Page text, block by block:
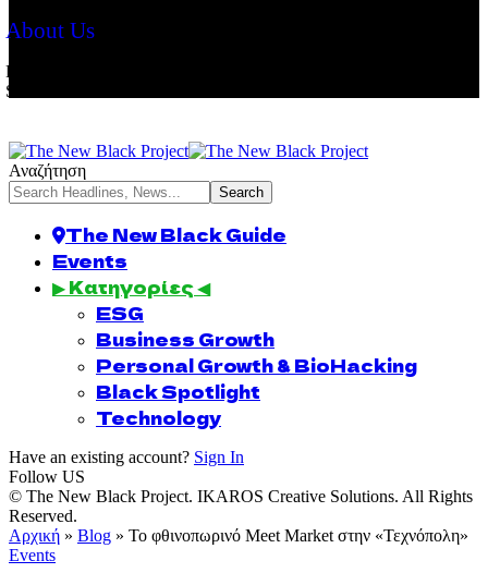
About Us
Reading:
Share
Αναζήτηση
The New Black Guide
Events
▶ Κατηγορίες ◀
ESG
Business Growth
Personal Growth & BioHacking
Black Spotlight
Technology
Have an existing account? Sign In
Follow US
© The New Black Project. IKAROS Creative Solutions. All Rights
Reserved.
Αρχική » Blog » Το φθινοπωρινό Meet Market στην «Τεχνόπολη»
Events